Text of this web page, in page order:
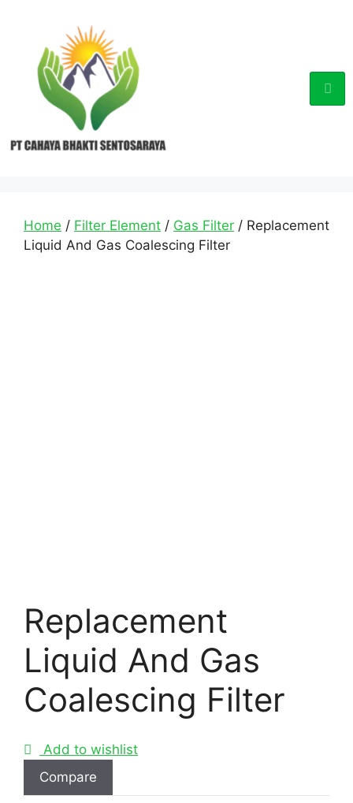
Home / Filter Element / Gas Filter / Replacement
Liquid And Gas Coalescing Filter
Replacement
Liquid And Gas
Coalescing Filter
Add to wishlist
Compare